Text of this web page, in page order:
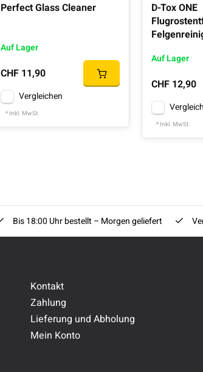
Perfect Glass Cleaner
Auf Lager
CHF 11,90
Vergleichen
* Inkl. MwSt.
D-Tox ONE
Auf Lager
CHF 12,90
* Inkl. MwSt.
Bis 18:00 Uhr bestellt – Morgen geliefert
Kontakt
Zahlung
Lieferung und Abholung
Mein Konto